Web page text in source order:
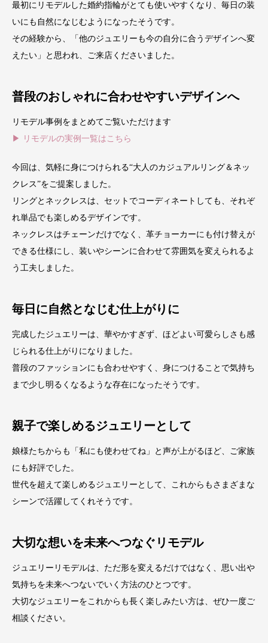
最初にリモデルした婚約指輪がとても使いやすくなり、毎日の装
いにも自然になじむようになったそうです。
その経験から、「他のジュエリーも今の自分に合うデザインへ変
えたい」と思われ、ご来店くださいました。
普段のおしゃれに合わせやすいデザインへ
リモデル事例をまとめてご覧いただけます
▶ リモデルの実例一覧はこちら
今回は、気軽に身につけられる“大人のカジュアルリング＆ネッ
クレス”をご提案しました。
リングとネックレスは、セットでコーディネートしても、それぞ
れ単品でも楽しめるデザインです。
ネックレスはチェーンだけでなく、革チョーカーにも付け替えが
できる仕様にし、装いやシーンに合わせて雰囲気を変えられるよ
う工夫しました。
毎日に自然となじむ仕上がりに
完成したジュエリーは、華やかすぎず、ほどよい可愛らしさも感
じられる仕上がりになりました。
普段のファッションにも合わせやすく、身につけることで気持ち
まで少し明るくなるような存在になったそうです。
親子で楽しめるジュエリーとして
娘様たちからも「私にも使わせてね」と声が上がるほど、ご家族
にも好評でした。
世代を超えて楽しめるジュエリーとして、これからもさまざまな
シーンで活躍してくれそうです。
大切な想いを未来へつなぐリモデル
ジュエリーリモデルは、ただ形を変えるだけではなく、思い出や
気持ちを未来へつないでいく方法のひとつです。
大切なジュエリーをこれからも長く楽しみたい方は、ぜひ一度ご
相談ください。